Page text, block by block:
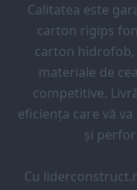
Calitatea este
carton rigips
carton hidrofob,
materiale de
competitive.
eficiența care vă
și
Cu